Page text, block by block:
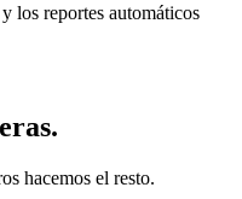
los reportes automáticos
hacemos el resto.